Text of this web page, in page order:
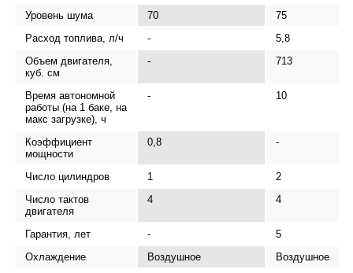
Уровень шума
70
75
Расход топлива, л/ч
-
5,8
Объем двигателя,
куб. см
- 713
Время автономной
работы (на 1 баке, на
макс загрузке), ч
- 10
Коэффициент
мощности
0,8 -
Число цилиндров 1
2
Число тактов
двигателя
4 4
Гарантия, лет -
5
Охлаждение
Воздушное
Воздушное